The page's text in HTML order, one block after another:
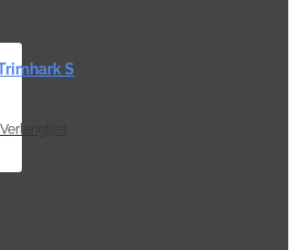
S
Verlanglijst